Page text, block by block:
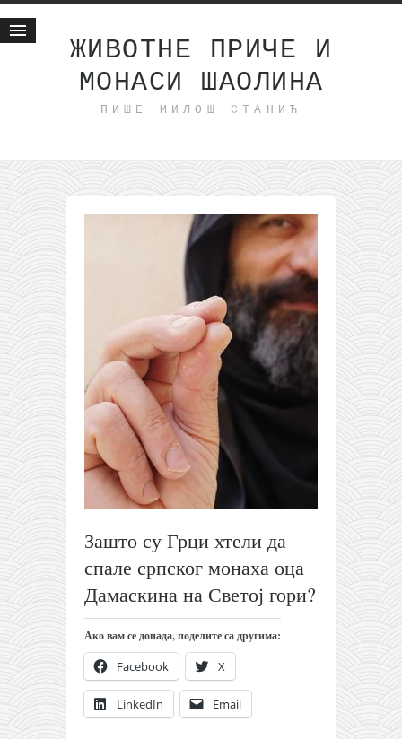
ЖИВОТНЕ ПРИЧЕ И
МОНАСИ ШАОЛИНА
ПИШЕ МИЛОШ СТАНИЋ
Животне приче
интернет пословање
исхраном до здравља
мој хаику
бонус садржај
светлопис
законоправило
духовни отац
православље
забрањена историја
ћирилица
породичне приче
прота Воја
календар српски
азбуки и књиге
Окинава карате
најновије на блогу
моје белешке
Зашто су Грци хтели да
спале српског монаха оца
Дамаскина на Светој гори?
Ако вам се допада, поделите са другима:
Facebook X
LinkedIn Email